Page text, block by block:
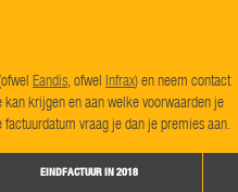
Eandis , ofwel Infrax) en neem contact
krijgen en aan welke voorwaarden je
vraag je dan je premies aan.
EINDFACTUUR IN 2018